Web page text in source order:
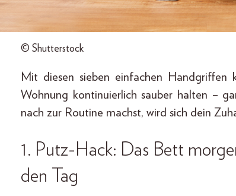
© Shutterstock
Mit diesen sieben einfachen
Wohnung kontinuierlich sauber halten –
nach zur Routine machst, wird sich dein
1. Putz-Hack: Das Bett
den Tag